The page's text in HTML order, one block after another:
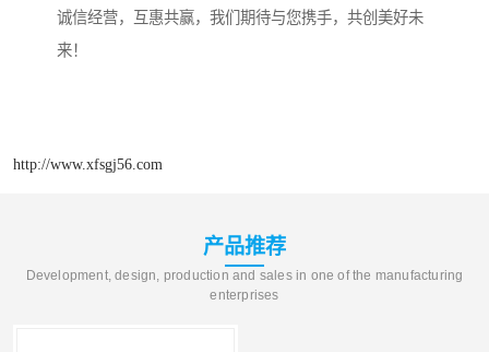
诚信经营，互惠共赢，我们期待与您携手，共创美好未
来！
http://www.xfsgj56.com
产品推荐
Development, design, production and sales in one of the manufacturing
enterprises